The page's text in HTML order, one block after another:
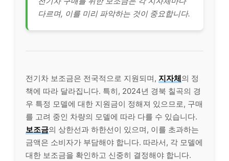
다르며, 이를 미리 파악하는 것이 중요합니다.
전기차 보조금은 전국적으로 지원되며, 지자체의 정
책에 따라 달라집니다. 특히, 2024년 경북 칠곡의 경
우 특정 모델에 대한 지원금이 정해져 있으므로, 구매
를 고려 중인 차량의 모델에 따라 다를 수 있습니다.
보조금의 상한선과 하한선이 있으며, 이를 초과하는
금액은 소비자가 부담해야 합니다. 따라서, 각 모델에
대한 보조금을 확인하고 신중히 결정해야 합니다.